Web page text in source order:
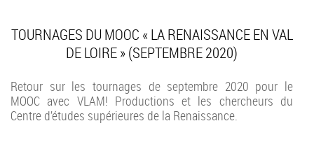
TOURNAGES DU MOOC « LA RENAISSANCE EN VAL
DE LOIRE » (SEPTEMBRE 2020)
Retour sur les tournages de septembre 2020 pour le
MOOC avec VLAM! Productions et les chercheurs du
Centre d’études supérieures de la Renaissance.